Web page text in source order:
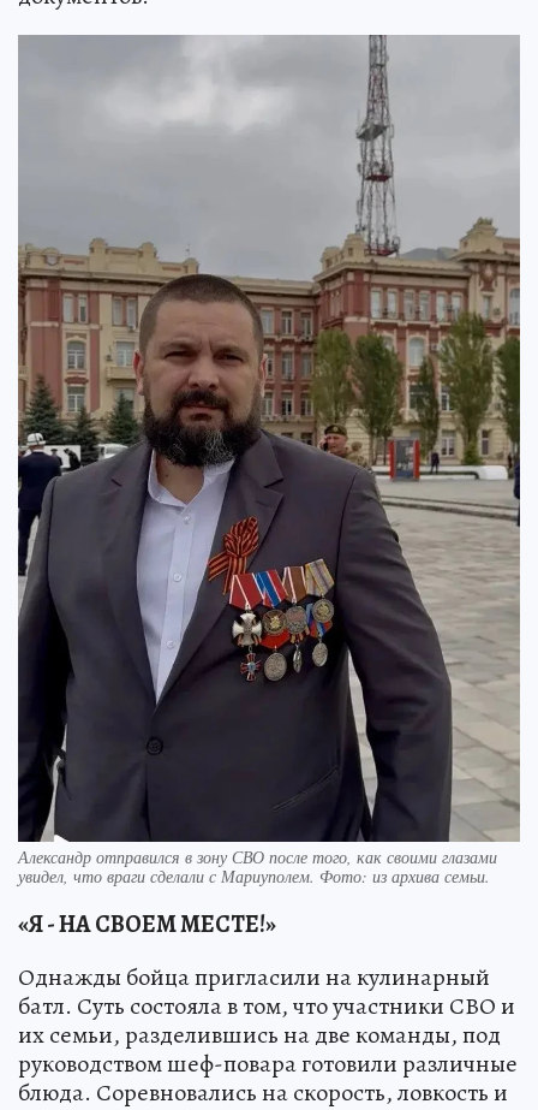
Александр отправился в зону СВО после того, как своими глазами
увидел, что враги сделали с Мариуполем. Фото: из архива семьи.
«Я - НА СВОЕМ МЕСТЕ!»
Однажды бойца пригласили на кулинарный
батл. Суть состояла в том, что участники СВО и
их семьи, разделившись на две команды, под
руководством шеф-повара готовили различные
блюда. Соревновались на скорость, ловкость и